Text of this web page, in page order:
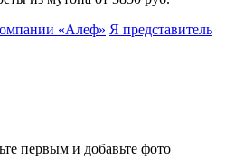
«Алеф» Я представитель
первым и добавьте фото